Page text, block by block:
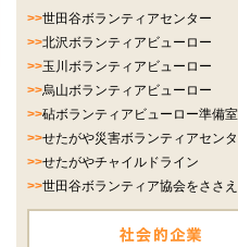
>>世田谷ボランティアセンター
>>北沢ボランティアビューロー
>>玉川ボランティアビューロー
>>烏山ボランティアビューロー
>>砧ボランティアビューロー準備室
>>せたがや災害ボランティアセン
>>せたがやチャイルドライン
>>世田谷ボランティア協会をささ